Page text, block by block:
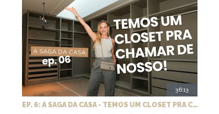
36:13
EP. 6: A SAGA DA CASA - TEMOS UM CLOSET PRA CHAMAR DE NOSSO + MARCENARIA E PAISAGISMO